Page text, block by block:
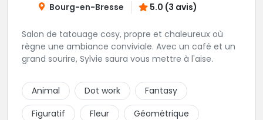
Bourg-en-Bresse 5.0 (3 avis)
Salon de tatouage cosy, propre et chaleureux où
règne une ambiance conviviale. Avec un café et un
grand sourire, Sylvie saura vous mettre à l'aise.
Animal Dot work
Fantasy
Figuratif
Fleur
Géométrique